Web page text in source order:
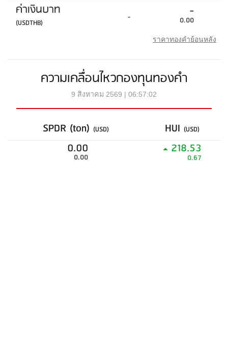
ค่าเงินบาท
(USDTHB) - -
0.00
ราคาทองคำย้อนหลัง
ความเคลื่อนไหวกองทุนทองคำ
9 สิงหาคม 2569 | 06:57:02
SPDR (ton) (USD) HUI (USD)
0.00
0.00
218.53
0.67